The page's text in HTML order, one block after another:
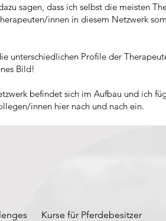
sagen, dass ich selbst die meisten
innen in diesem Netzwerk
unterschiedlichen Profile der
Bild!
befindet sich im Aufbau und ich
innen hier nach und nach ein.
Kurse für Pferdebesitzer